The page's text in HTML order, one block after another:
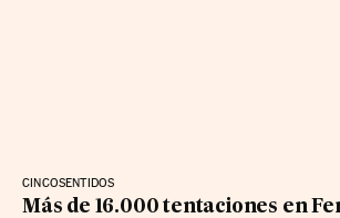
CINCOSENTIDOS
Más de 16.000 tentaciones en